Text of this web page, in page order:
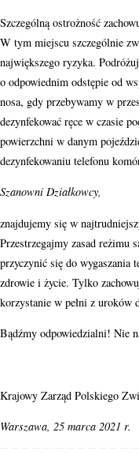
Szczególną ostrożność
W tym miejscu szczególnie
największego ryzyka.
o odpowiednim odstępie od
nosa, gdy przebywamy w
dezynfekować ręce w czasie
powierzchni w danym
dezynfekowaniu telefonu
Szanowni Działkowcy,
znajdujemy się w
Przestrzegajmy zasad reżimu
przyczynić się do wygaszania
zdrowie i życie. Tylko
korzystanie w pełni z uroków
Bądźmy odpowiedzialni! Nie
Krajowy Zarząd Polskiego
Warszawa, 25 marca 2021 r.